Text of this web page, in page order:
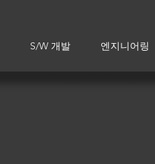
S/W 개발 엔지니어링